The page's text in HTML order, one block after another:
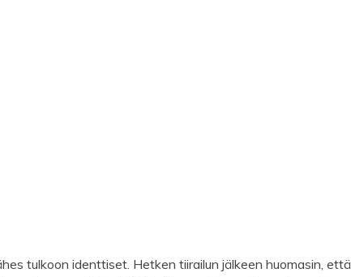
tulkoon identtiset. Hetken tiirailun jälkeen huomasin, että